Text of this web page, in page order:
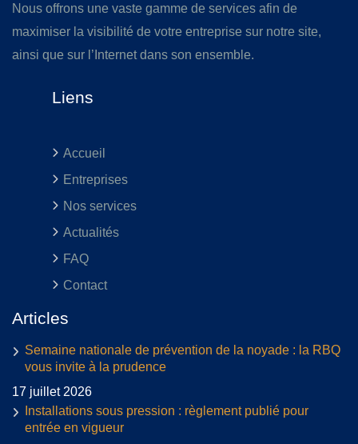
Nous offrons une vaste gamme de services afin de
maximiser la visibilité de votre entreprise sur notre site,
ainsi que sur l’Internet dans son ensemble.
Liens
Accueil
Entreprises
Nos services
Actualités
FAQ
Contact
Articles
Semaine nationale de prévention de la noyade : la RBQ
vous invite à la prudence
17 juillet 2026
Installations sous pression : règlement publié pour
entrée en vigueur